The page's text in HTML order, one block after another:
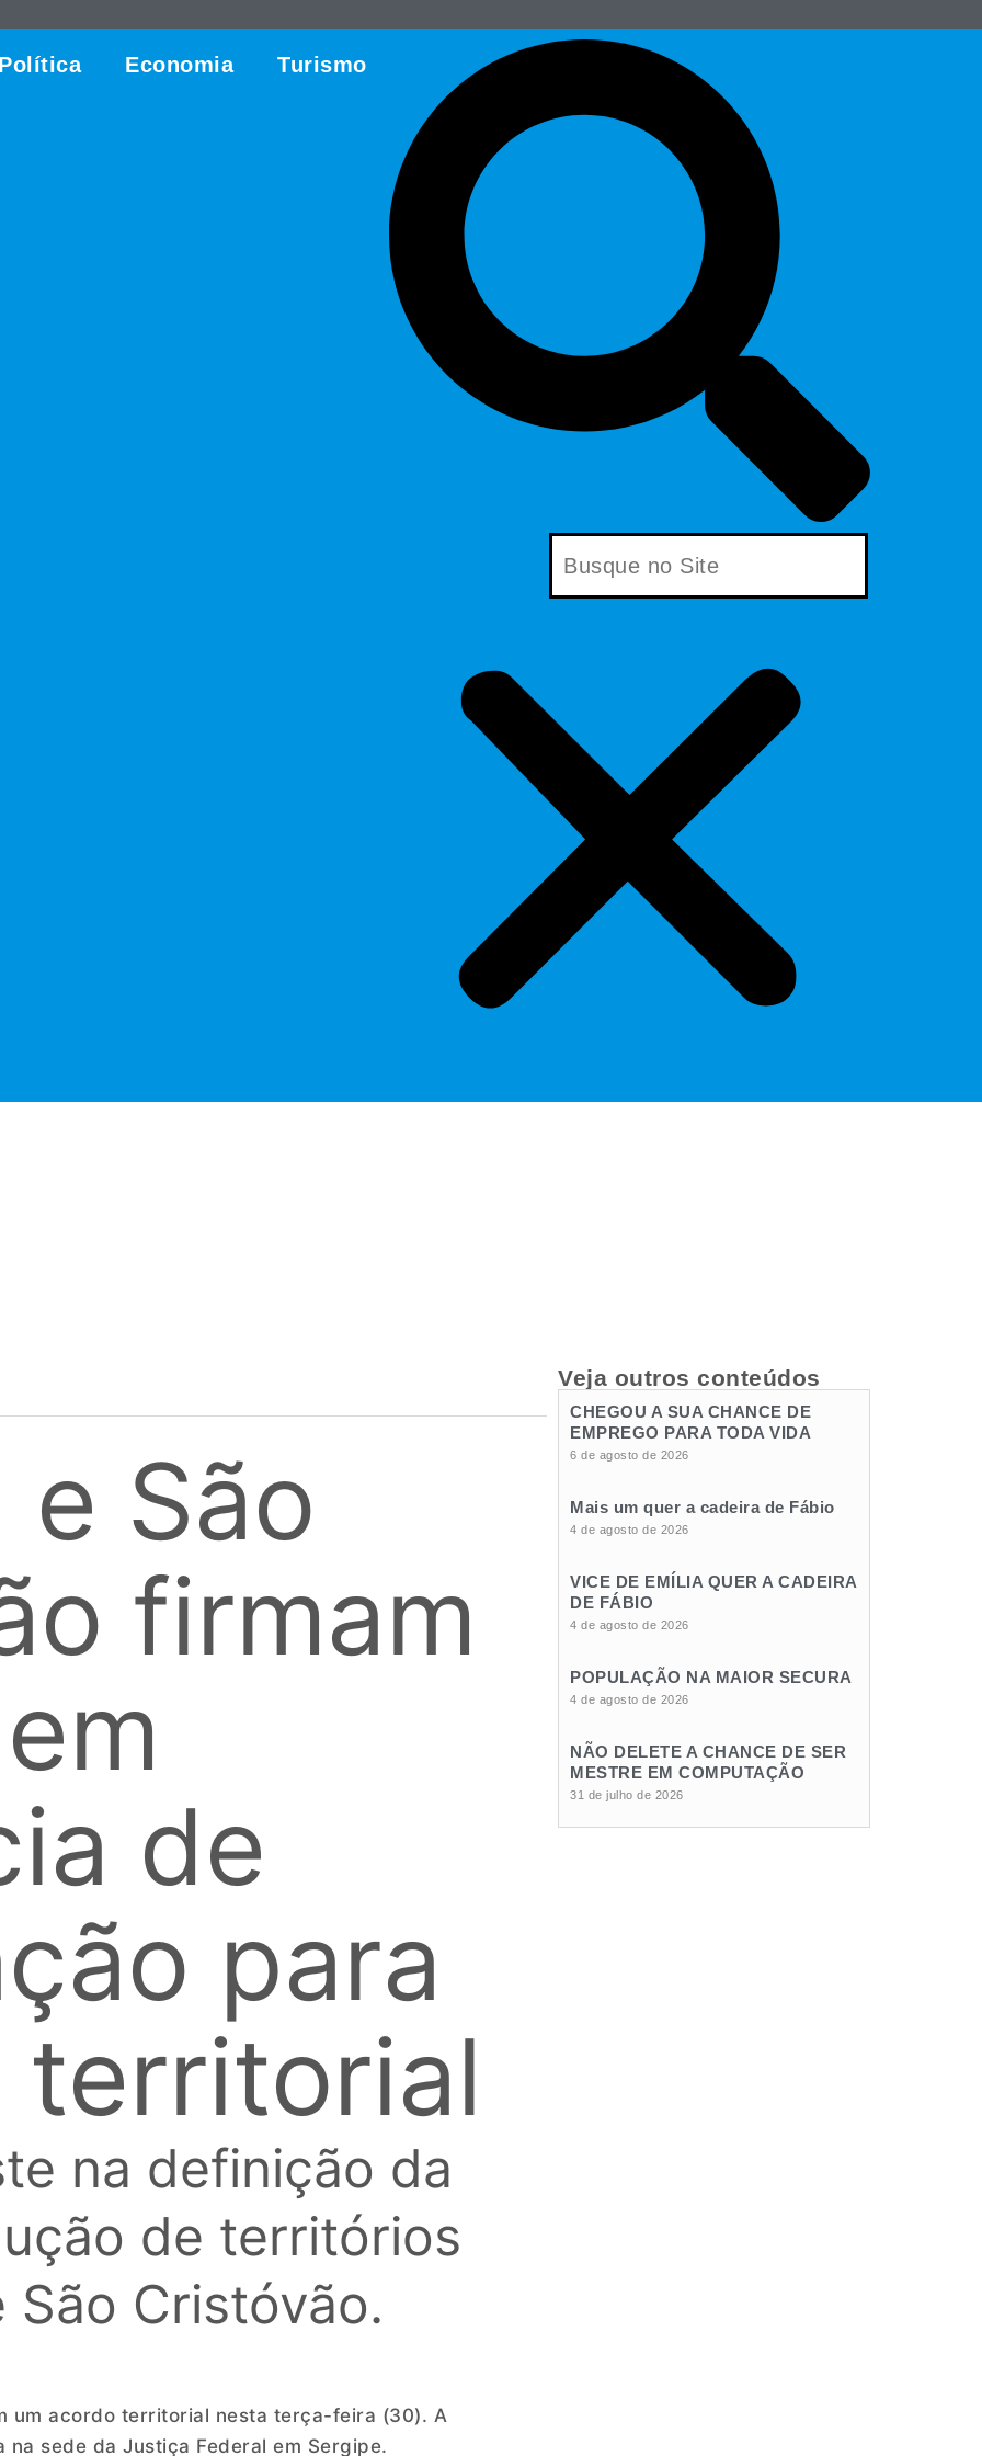
Economia Turismo
São
firmam
de
para
na definição da
de territórios
Cristóvão.
um acordo territorial nesta terça-feira (30). A
sede da Justiça Federal em Sergipe.
Veja outros conteúdos
CHEGOU A SUA CHANCE DE
EMPREGO PARA TODA VIDA
6 de agosto de 2026
Mais um quer a cadeira de Fábio
4 de agosto de 2026
VICE DE EMÍLIA QUER A CADEIRA
DE FÁBIO
4 de agosto de 2026
POPULAÇÃO NA MAIOR SECURA
4 de agosto de 2026
NÃO DELETE A CHANCE DE SER
MESTRE EM COMPUTAÇÃO
31 de julho de 2026